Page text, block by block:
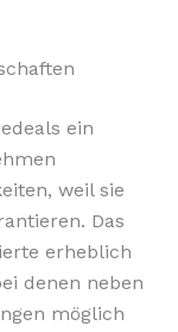
ein
weil sie
Das
erheblich
denen neben
möglich